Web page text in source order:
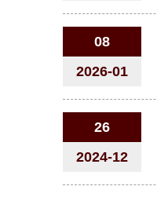
08
2026-01
26
2024-12